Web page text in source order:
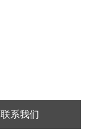
联系我们